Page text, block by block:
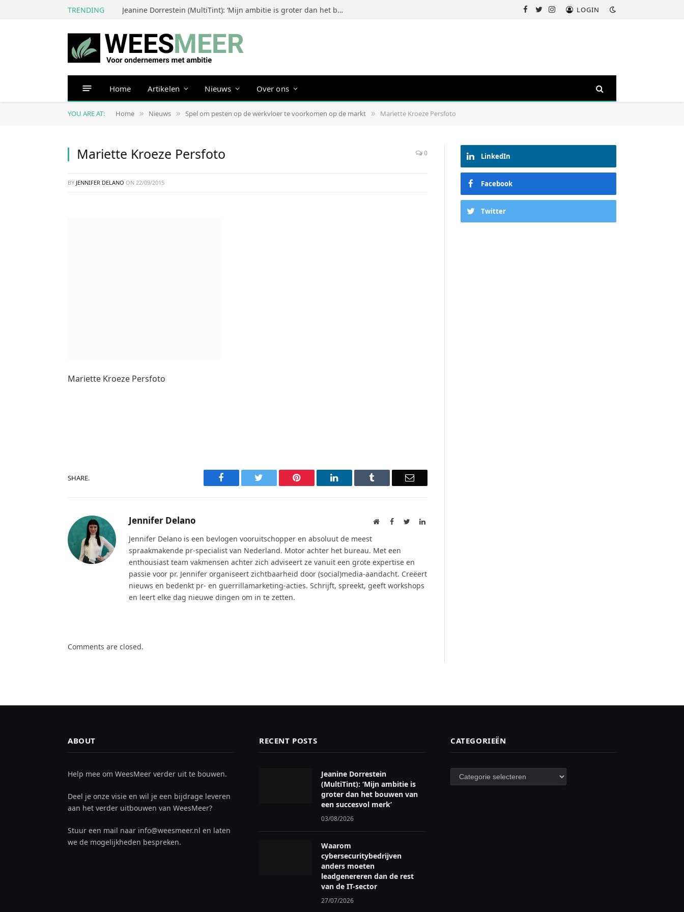
TRENDING Jeanine Dorrestein (MultiTint): ‘Mijn ambitie is groter dan het bouwen van een succesvol merk’ Facebook
TwitterInstagramLOGIN
Home Artikelen Nieuws Over ons
YOU ARE AT: Home » Nieuws » Spel om pesten op de werkvloer te voorkomen op de markt » Mariette Kroeze Persfoto
Mariette Kroeze Persfoto 0
BY JENNIFER DELANO ON 22/09/2015
Mariette Kroeze Persfoto
SHARE. Facebook Pinterest LinkedIn Email
Jennifer Delano WebsiteFacebookTwitterLinkedIn
Jennifer Delano is een bevlogen vooruitschopper en absoluut de meest
spraakmakende pr-specialist van Nederland. Motor achter het bureau. Met een
enthousiast team vakmensen achter zich adviseert ze vanuit een grote expertise en
passie voor pr. Jennifer organiseert zichtbaarheid door (social)media-aandacht. Creëert
nieuws en bedenkt pr- en guerrillamarketing-acties. Schrijft, spreekt, geeft workshops
en leert elke dag nieuwe dingen om in te zetten.
Comments are closed.
LinkedIn
Facebook
Twitter
ABOUT
Help mee om WeesMeer verder uit te bouwen.
Deel je onze visie en wil je een bijdrage leveren
aan het verder uitbouwen van WeesMeer?
Stuur een mail naar info@weesmeer.nl en laten
we de mogelijkheden bespreken.
RECENT POSTS
Jeanine Dorrestein
(MultiTint): ‘Mijn ambitie is
groter dan het bouwen van
een succesvol merk’
03/08/2026
Waarom
cybersecuritybedrijven
anders moeten
leadgenereren dan de rest
van de IT-sector
27/07/2026
CATEGORIEËN
Categorieën